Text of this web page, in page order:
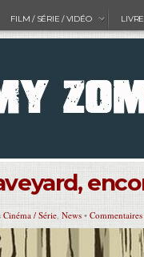
FILM / SÉRIE / VIDÉO LIVRE
Cinéma / Série, News •